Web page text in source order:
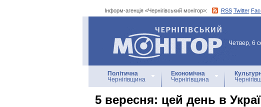
Інформ-агенція «Чернігівський монітор»: RSS Twitter
Інформ-агенція
«Чернігівський монітор»
Четвер, 6
Політична
Чернігівщина
Економічна
Чернігівщина
5 вересня: цей день в